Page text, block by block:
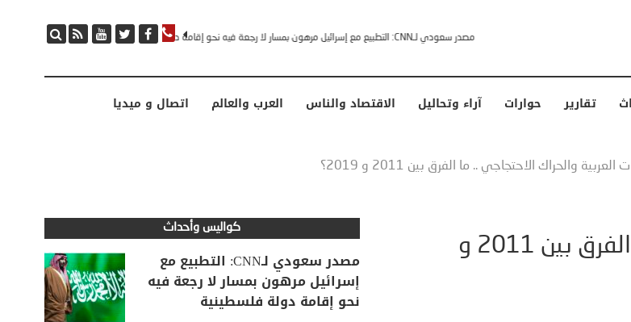
مصدر سعودي لـCNN: التطبيع مع إسرائيل مرهون بمسار لا رجعة فيه نحو إقامة دولة فلسطينية وجهها له الرئيس الأمريكي
تقارير حوارات آراء وتحاليل الاقتصاد والناس العرب والعالم اتصال و ميديا
العربية والحراك الاحتجاجي .. ما الفرق بين 2011 و 2019؟
الفضائيات العربية والحراك الاحتجاجي .. ما الفرق بين 2011 و
كواليس وأحداث
مصدر سعودي لـCNN: التطبيع مع
إسرائيل مرهون بمسار لا رجعة فيه
نحو إقامة دولة فلسطينية